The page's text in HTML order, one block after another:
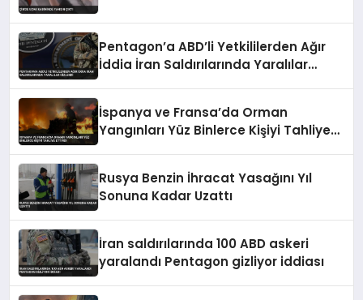
Pentagon’a ABD’li Yetkililerden Ağır
İddia İran Saldırılarında Yaralılar
İspanya ve Fransa’da Orman
Yangınları Yüz Binlerce Kişiyi Tahliye
Rusya Benzin İhracat Yasağını Yıl
Sonuna Kadar Uzattı
İran saldırılarında 100 ABD askeri
yaralandı Pentagon gizliyor iddiası